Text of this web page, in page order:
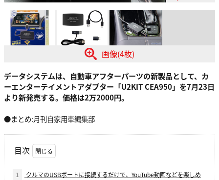
画像(4枚)
データシステムは、自動車アフターパーツの新製品として、カ
ーエンターテイメントアダプター「U2KIT CEA950」を7月23日
より新発売する。価格は2万2000円。
●まとめ:月刊自家用車編集部
目次
1
クルマのUSBポートに接続するだけで、YouTube動画などを楽しめ